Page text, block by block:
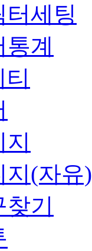
터세팅
통계
지
지(자유)
찾기